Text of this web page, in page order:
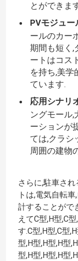
プロダクト
ビデオ
私達について
とができま
PVモジュ
ールのカー
期間も短く,
ートはコス
を持ち,美学
ています.
応用シナリ
ングモール,
ーションが
ては,クラシ
周囲の建物
さらに,駐車さ
トは,電気自転
計することがで
えてC型,H型,C
す.C型,H型,C型
型,H型,H型,H型
型,H型,H型,H型